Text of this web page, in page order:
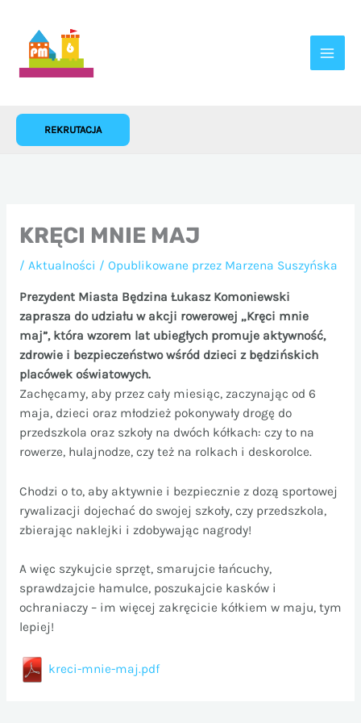
treści
REKRUTACJA
KRĘCI MNIE MAJ
/ Aktualności / Opublikowane przez Marzena Suszyńska
Prezydent Miasta Będzina Łukasz Komoniewski
zaprasza do udziału w akcji rowerowej „Kręci mnie
maj”, która wzorem lat ubiegłych promuje aktywność,
zdrowie i bezpieczeństwo wśród dzieci z będzińskich
placówek oświatowych.
Zachęcamy, aby przez cały miesiąc, zaczynając od 6
maja, dzieci oraz młodzież pokonywały drogę do
przedszkola oraz szkoły na dwóch kółkach: czy to na
rowerze, hulajnodze, czy też na rolkach i deskorolce.
Chodzi o to, aby aktywnie i bezpiecznie z dozą sportowej
rywalizacji dojechać do swojej szkoły, czy przedszkola,
zbierając naklejki i zdobywając nagrody!
A więc szykujcie sprzęt, smarujcie łańcuchy,
sprawdzajcie hamulce, poszukajcie kasków i
ochraniaczy – im więcej zakręcicie kółkiem w maju, tym
lepiej!
kreci-mnie-maj.pdf